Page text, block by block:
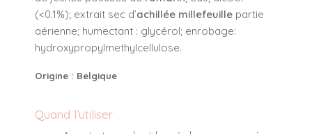
(<0.1%); extrait sec d’achillée millefeuille partie
aérienne; humectant : glycérol; enrobage:
hydroxypropylmethylcellulose.
Origine : Belgique
Quand l’utiliser